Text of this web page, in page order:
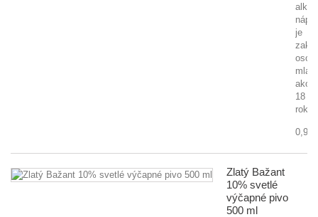
je
ako
18
Zlatý Bažant
10% svetlé
výčapné pivo
500 ml